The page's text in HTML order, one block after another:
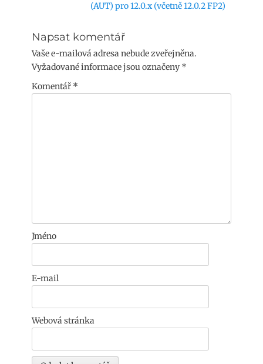
(AUT) pro 12.0.x (včetně 12.0.2 FP2)
Napsat komentář
Vaše e-mailová adresa nebude zveřejněna.
Vyžadované informace jsou označeny *
Komentář *
Jméno
E-mail
Webová stránka